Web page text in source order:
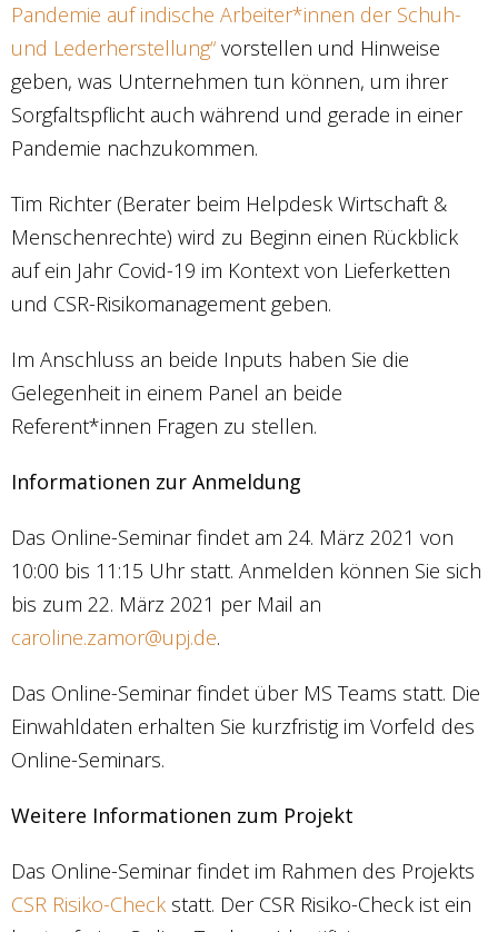
Pandemie auf indische Arbeiter*innen der Schuh-
und Lederherstellung“ vorstellen und Hinweise
geben, was Unternehmen tun können, um ihrer
Sorgfaltspflicht auch während und gerade in einer
Pandemie nachzukommen.
Tim Richter (Berater beim Helpdesk Wirtschaft &
Menschenrechte) wird zu Beginn einen Rückblick
auf ein Jahr Covid-19 im Kontext von Lieferketten
und CSR-Risikomanagement geben.
Im Anschluss an beide Inputs haben Sie die
Gelegenheit in einem Panel an beide
Referent*innen Fragen zu stellen.
Informationen zur Anmeldung
Das Online-Seminar findet am 24. März 2021 von
10:00 bis 11:15 Uhr statt. Anmelden können Sie sich
bis zum 22. März 2021 per Mail an
caroline.zamor@upj.de.
Das Online-Seminar findet über MS Teams statt. Die
Einwahldaten erhalten Sie kurzfristig im Vorfeld des
Online-Seminars.
Weitere Informationen zum Projekt
Das Online-Seminar findet im Rahmen des Projekts
CSR Risiko-Check statt. Der CSR Risiko-Check ist ein